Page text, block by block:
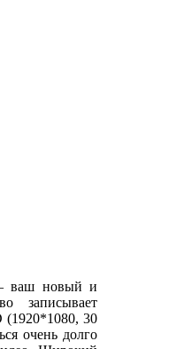
— ваш новый и
записывает
(1920*1080, 30
очень долго